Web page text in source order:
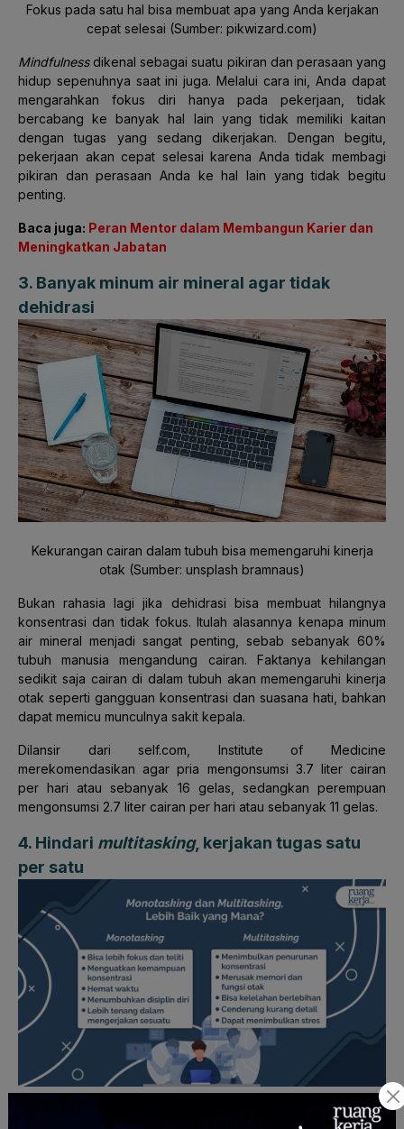
Fokus pada satu hal bisa membuat apa yang Anda kerjakan
cepat selesai (Sumber: pikwizard.com)
Mindfulnessdikenal sebagai suatu pikiran dan perasaan yang
hidup sepenuhnya saat ini juga. Melalui cara ini, Anda dapat
mengarahkan fokus diri hanya pada pekerjaan, tidak
bercabang ke banyak hal lain yang tidak memiliki kaitan
dengan tugas yang sedang dikerjakan. Dengan begitu,
pekerjaan akan cepat selesai karena Anda tidak membagi
pikiran dan perasaan Anda ke hal lain yang tidak begitu
penting.
Baca juga: Peran Mentor dalam Membangun Karier dan
Meningkatkan Jabatan
3. Banyak minum air mineral agar tidak
dehidrasi
Kekurangan cairan dalam tubuh bisa memengaruhi kinerja
otak (Sumber: unsplash bramnaus)
Bukan rahasia lagi jika dehidrasi bisa membuat hilangnya
konsentrasi dan tidak fokus. Itulah alasannya kenapa minum
air mineral menjadi sangat penting, sebab sebanyak 60%
tubuh manusia mengandung cairan. Faktanya kehilangan
sedikit saja cairan di dalam tubuh akan memengaruhi kinerja
otak seperti gangguan konsentrasi dan suasana hati, bahkan
dapat memicu munculnya sakit kepala.
Dilansir dari self.com, Institute of Medicine
merekomendasikan agar pria mengonsumsi 3.7 liter cairan
per hari atau sebanyak 16 gelas, sedangkan perempuan
mengonsumsi 2.7 liter cairan per hari atau sebanyak 11 gelas.
4. Hindari multitasking, kerjakan tugas satu
per satu
dalam bekerja dapat menyebabkan stres